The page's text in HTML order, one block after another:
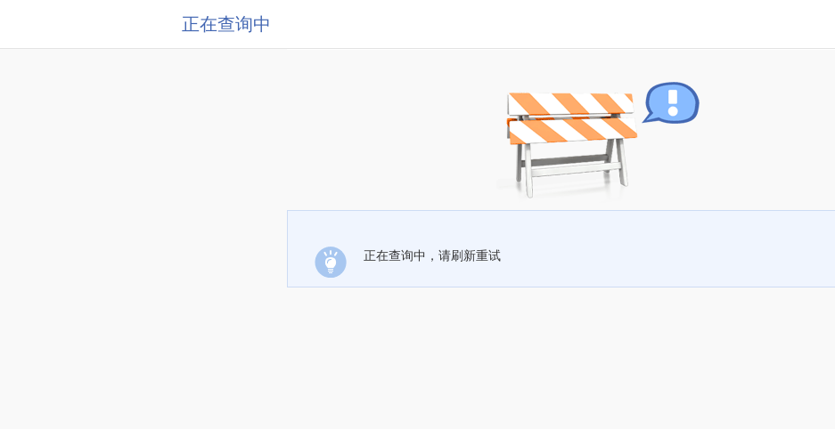
正在查询中
正在查询中，请刷新重试